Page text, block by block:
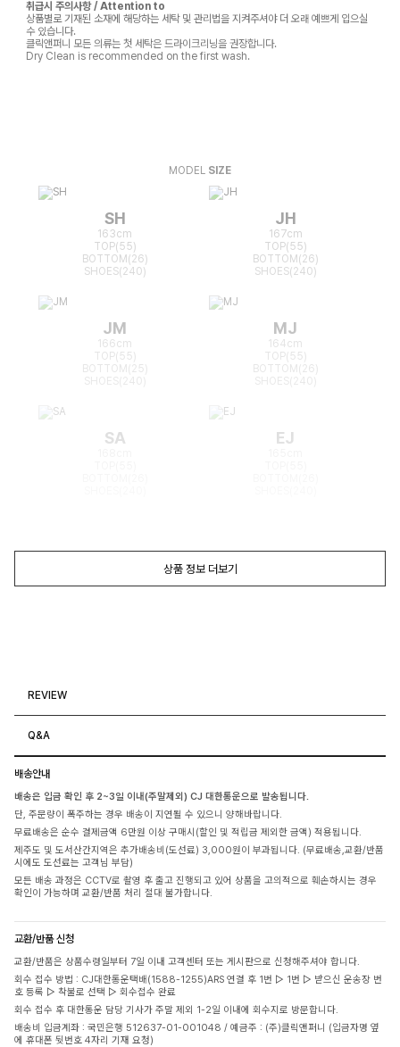
취급시 주의사항 / Attention to
상품별로 기재된 소재에 해당하는 세탁 및 관리법을 지켜주셔야 더 오래 예쁘게 입으실
수 있습니다.
클릭앤퍼니 모든 의류는 첫 세탁은 드라이크리닝을 권장합니다.
Dry Clean is recommended on the first wash.
MODEL SIZE
SH
163cm
TOP(55)
BOTTOM(26)
SHOES(240)
JH
167cm
TOP(55)
BOTTOM(26)
SHOES(240)
JM
166cm
TOP(55)
BOTTOM(25)
MJ
164cm
TOP(55)
BOTTOM(26)
SA EJ
상품 정보 더보기
REVIEW
Q&A
배송안내
배송은 입금 확인 후 2~3일 이내(주말제외) CJ 대한통운으로 발송됩니다.
단, 주문량이 폭주하는 경우 배송이 지연될 수 있으니 양해바랍니다.
무료배송은 순수 결제금액 6만원 이상 구매시(할인 및 적립금 제외한 금액) 적용됩니다.
제주도 및 도서산간지역은 추가배송비(도선료) 3,000원이 부과됩니다. (무료배송,교환/반품
시에도 도선료는 고객님 부담)
모든 배송 과정은 CCTV로 촬영 후 출고 진행되고 있어 상품을 고의적으로 훼손하시는 경우
확인이 가능하며 교환/반품 처리 절대 불가합니다.
교환/반품 신청
교환/반품은 상품수령일부터 7일 이내 고객센터 또는 게시판으로 신청해주셔야 합니다.
회수 접수 방법 : CJ대한통운택배(1588-1255)ARS 연결 후 1번 ▷ 1번 ▷ 받으신 운송장 번
호 등록 ▷ 착불로 선택 ▷ 회수접수 완료
회수 접수 후 대한통운 담당 기사가 주말 제외 1-2일 이내에 회수지로 방문합니다.
배송비 입금계좌 : 국민은행 512637-01-001048 / 예금주 : (주)클릭앤퍼니 (입금자명 옆
에 휴대폰 뒷번호 4자리 기재 요청)